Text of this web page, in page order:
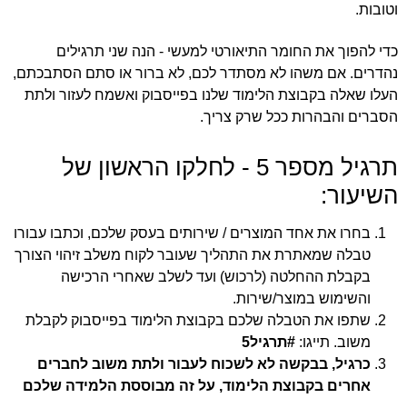
וטובות.
כדי להפוך את החומר התיאורטי למעשי - הנה שני תרגילים
נהדרים. אם משהו לא מסתדר לכם, לא ברור או סתם הסתבכתם,
העלו שאלה בקבוצת הלימוד שלנו בפייסבוק ואשמח לעזור ולתת
הסברים והבהרות ככל שרק צריך.
תרגיל מספר 5 - לחלקו הראשון של
השיעור:
בחרו את אחד המוצרים / שירותים בעסק שלכם, וכתבו עבורו
טבלה שמאתרת את התהליך שעובר לקוח משלב זיהוי הצורך
בקבלת ההחלטה (לרכוש) ועד לשלב שאחרי הרכישה
והשימוש במוצר/שירות.
שתפו את הטבלה שלכם בקבוצת הלימוד בפייסבוק לקבלת
משוב. תייגו: #תרגיל5
כרגיל, בבקשה לא לשכוח לעבור ולתת משוב לחברים
אחרים בקבוצת הלימוד, על זה מבוססת הלמידה שלכם